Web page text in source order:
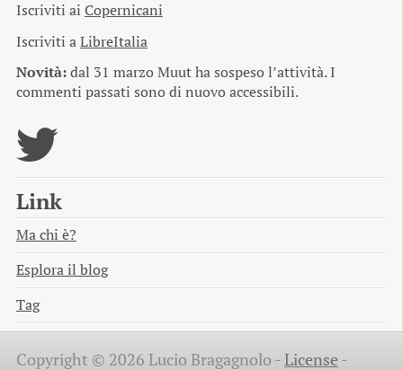
Iscriviti ai Copernicani
Iscriviti aLibreItalia
Novità:dal 31 marzo Muut ha sospeso l’attività. I
commenti passati sono di nuovo accessibili.
Link
Ma chi è?
Esplora il blog
Tag
Copyright © 2026 Lucio Bragagnolo -License -